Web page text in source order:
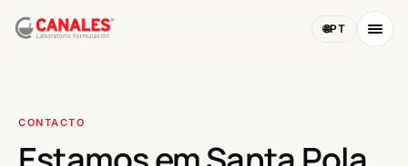
🌐PT
CONTACTO